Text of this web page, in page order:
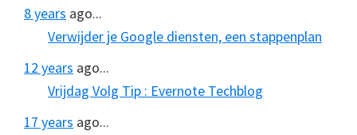
8 years ago...
Verwijder je Google diensten, een stappenplan
12 years ago...
Vrijdag Volg Tip : Evernote Techblog
17 years ago...